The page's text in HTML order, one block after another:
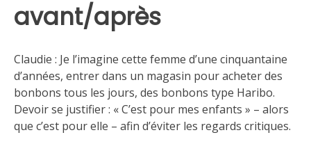
avant/après
Claudie : Je l’imagine cette femme d’une cinquantaine
d’années, entrer dans un magasin pour acheter des
bonbons tous les jours, des bonbons type Haribo.
Devoir se justifier : « C’est pour mes enfants » – alors
que c’est pour elle – afin d’éviter les regards critiques.